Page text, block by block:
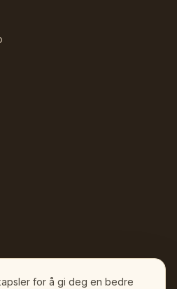
for å gi deg en bedre